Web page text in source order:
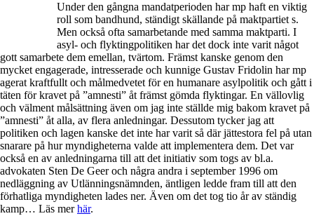
Under den gångna mandatperioden har mp haft en viktig
roll som bandhund, ständigt skällande på maktpartiet s.
Men också ofta samarbetande med samma maktparti. I
asyl- och flyktingpolitiken har det dock inte varit något
gott samarbete dem emellan, tvärtom. Främst kanske genom den
mycket engagerade, intresserade och kunnige Gustav Fridolin har mp
agerat kraftfullt och målmedvetet för en humanare asylpolitik och gått i
täten för kravet på ”amnesti” åt främst gömda flyktingar. En vällovlig
och välment målsättning även om jag inte ställde mig bakom kravet på
”amnesti” åt alla, av flera anledningar. Dessutom tycker jag att
politiken och lagen kanske det inte har varit så där jättestora fel på utan
snarare på hur myndigheterna valde att implementera dem. Det var
också en av anledningarna till att det initiativ som togs av bl.a.
advokaten Sten De Geer och några andra i september 1996 om
nedläggning av Utlänningsnämnden, äntligen ledde fram till att den
förhatliga myndigheten lades ner. Även om det tog tio år av ständig
kamp… Läs merhär.